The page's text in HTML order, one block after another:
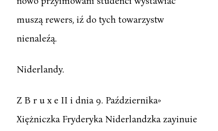
muszą rewers, iź do tych towarzystw
nienaleźą.
Niderlandy.
Z B r u x e II i dnia 9. Października»
Xiężniczka Fryderyka Niderlandzka zayinuie